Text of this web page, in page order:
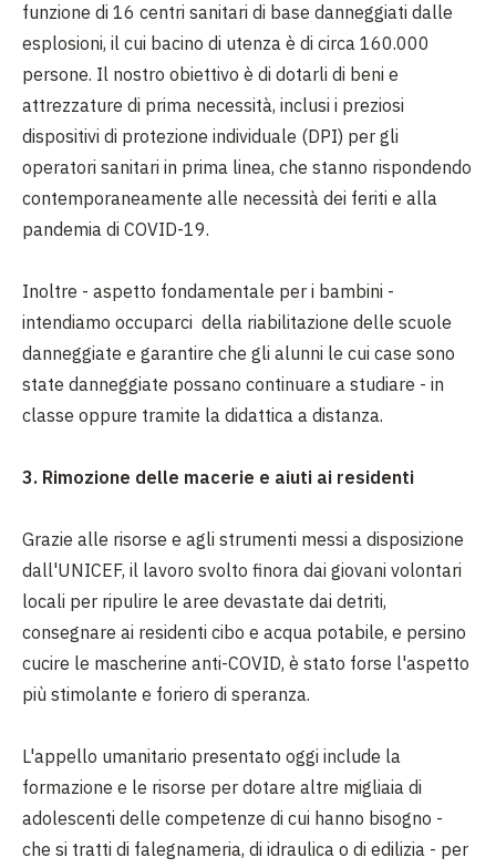
funzione di 16 centri sanitari di base danneggiati dalle
esplosioni, il cui bacino di utenza è di circa 160.000
persone. Il nostro obiettivo è di dotarli di beni e
attrezzature di prima necessità, inclusi i preziosi
dispositivi di protezione individuale (DPI) per gli
operatori sanitari in prima linea, che stanno rispondendo
contemporaneamente alle necessità dei feriti e alla
pandemia di COVID-19.
Inoltre - aspetto fondamentale per i bambini -
intendiamo occuparci della riabilitazione delle scuole
danneggiate e garantire che gli alunni le cui case sono
state danneggiate possano continuare a studiare - in
classe oppure tramite la didattica a distanza.
3. Rimozione delle macerie e aiuti ai residenti
Grazie alle risorse e agli strumenti messi a disposizione
dall'UNICEF, il lavoro svolto finora dai giovani volontari
locali per ripulire le aree devastate dai detriti,
consegnare ai residenti cibo e acqua potabile, e persino
cucire le mascherine anti-COVID, è stato forse l'aspetto
più stimolante e foriero di speranza.
L'appello umanitario presentato oggi include la
formazione e le risorse per dotare altre migliaia di
adolescenti delle competenze di cui hanno bisogno -
che si tratti di falegnameria, di idraulica o di edilizia - per